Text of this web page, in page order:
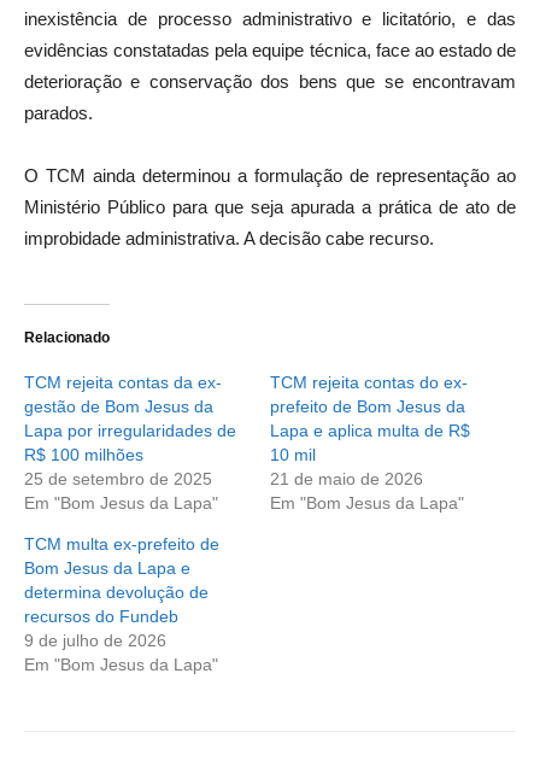
inexistência de processo administrativo e licitatório, e das
evidências constatadas pela equipe técnica, face ao estado de
deterioração e conservação dos bens que se encontravam
parados.
O TCM ainda determinou a formulação de representação ao
Ministério Público para que seja apurada a prática de ato de
improbidade administrativa. A decisão cabe recurso.
Relacionado
TCM rejeita contas da ex-
gestão de Bom Jesus da
Lapa por irregularidades de
R$ 100 milhões
25 de setembro de 2025
Em "Bom Jesus da Lapa"
TCM rejeita contas do ex-
prefeito de Bom Jesus da
Lapa e aplica multa de R$
10 mil
21 de maio de 2026
Em "Bom Jesus da Lapa"
TCM multa ex-prefeito de
Bom Jesus da Lapa e
determina devolução de
recursos do Fundeb
9 de julho de 2026
Em "Bom Jesus da Lapa"